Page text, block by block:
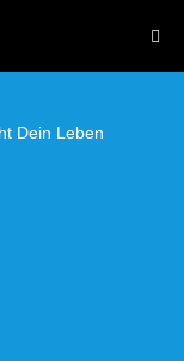
Dein Leben